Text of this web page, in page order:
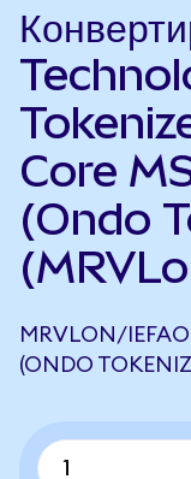
Core
(Ondo
MRVLON/
(ONDO